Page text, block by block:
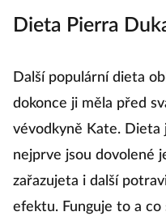
Dieta Pierra
Další populární dieta
dokonce ji měla před
vévodkyně Kate. Dieta
nejprve jsou dovolené
zařazujeta i další
efektu. Funguje to a